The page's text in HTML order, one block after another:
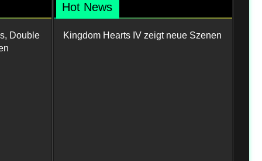
Double
Hot News
Kingdom Hearts IV zeigt neue Szenen